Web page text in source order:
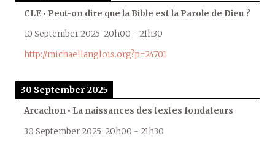
CLE • Peut-on dire que la Bible est la Parole de Dieu ?
10 September 2025 20h00 - 21h30
http://michaellanglois.org?p=24701
30 September 2025
Arcachon • La naissances des textes fondateurs
30 September 2025 20h00 - 21h30